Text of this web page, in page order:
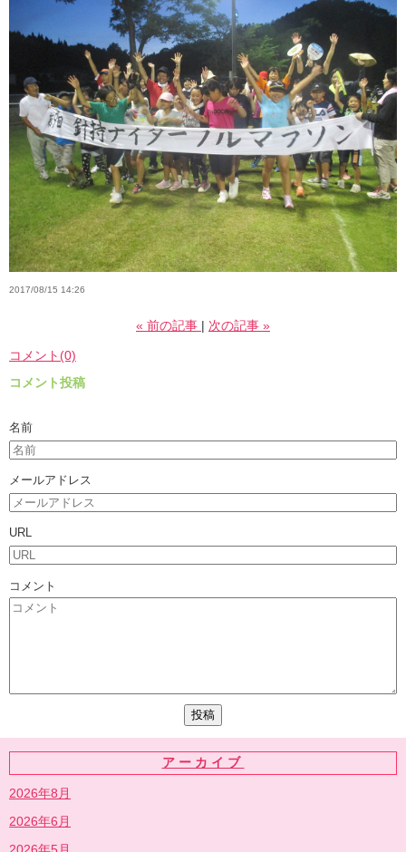
2017/08/15 14:26
« 前の記事 次の記事 »
コメント(0)
コメント投稿
名前
メールアドレス
URL
コメント
アーカイブ
2026年8月
2026年6月